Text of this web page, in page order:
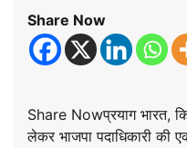
Share Now
Share Nowप्रयाग भारत,
लेकर भाजपा पदाधिकारी की